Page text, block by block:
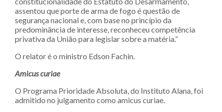
assentou que porte de arma de fogo é questão de
segurança nacional e, com base no princípio da
predominância de interesse, reconheceu competência
privativa da União para legislar sobre a matéria.”
O relator é o ministro Edson Fachin.
Amicus curiae
O Programa Prioridade Absoluta, do Instituto Alana, foi
admitido no julgamento como amicus curiae.